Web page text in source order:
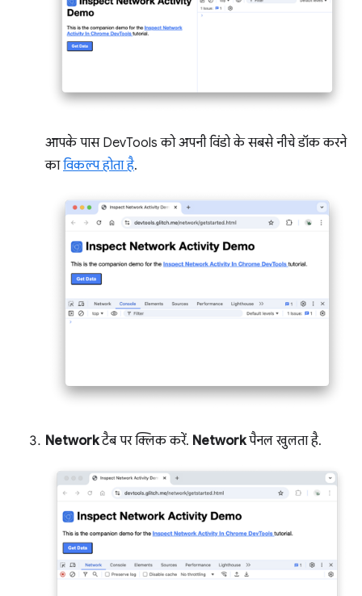
आपके पास DevTools को अपनी विंडो के सबसे नीचे डॉक करने
काविकल्प होता है.
Networkटैब पर क्लिक करें. Networkपैनल खुलता है.